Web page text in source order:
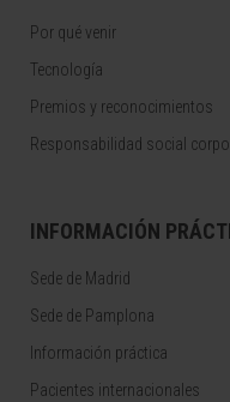
Por qué venir
Tecnología
Premios y reconocimientos
Responsabilidad social
INFORMACIÓN
Sede de Madrid
Sede de Pamplona
Información práctica
Pacientes internacionales